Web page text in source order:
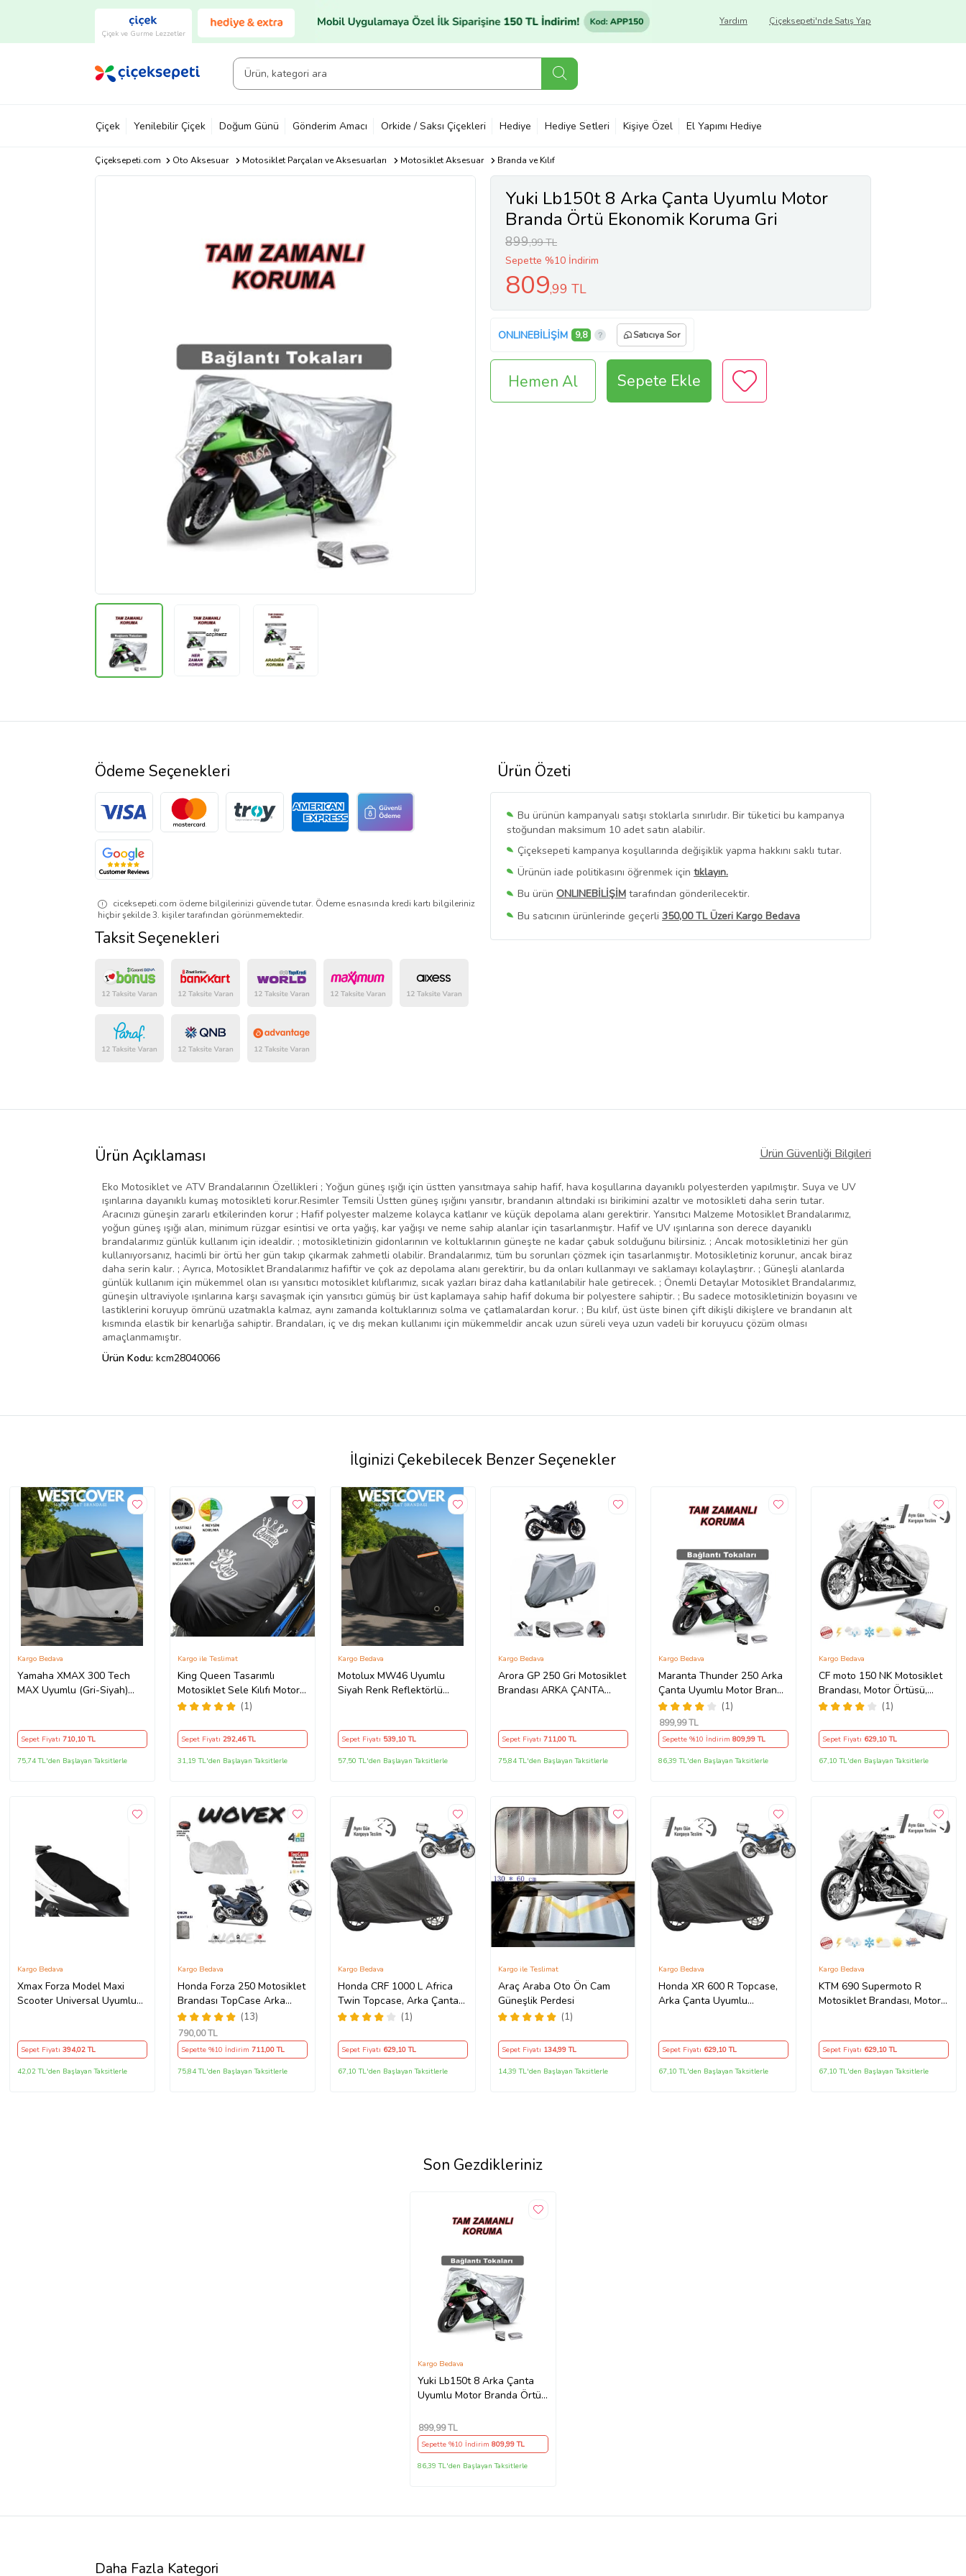
Çiçek ve Gurme Lezzetler
Çiçeksepeti'nde Satış Yap
Yardım
Çiçek Yenilebilir Çiçek Doğum Günü Gönderim Amacı Orkide / Saksı Çiçekleri Hediye Hediye Setleri Kişiye Özel El Yapımı Hediye
Çiçeksepeti.com Oto Aksesuar Motosiklet Parçaları ve Aksesuarları Motosiklet Aksesuar Branda ve Kılıf
Yuki Lb150t 8 Arka Çanta Uyumlu Motor
Branda Örtü Ekonomik Koruma Gri
899,99 TL
Sepette %10 İndirim
809,99 TL
ONLINEBİLİŞİM 9,8 Satıcıya Sor
Hemen Al Sepete Ekle
Ürün Özeti
Bu ürünün kampanyalı satışı stoklarla sınırlıdır. Bir tüketici bu kampanya
stoğundan maksimum 10 adet satın alabilir.
Çiçeksepeti kampanya koşullarında değişiklik yapma hakkını saklı tutar.
Ürünün iade politikasını öğrenmek için tıklayın.
Bu ürün ONLINEBİLİŞİM tarafından gönderilecektir.
Bu satıcının ürünlerinde geçerli 350,00 TL Üzeri Kargo Bedava
Bu SatıcınınTüm Ürünlerini Görüntüle
Ödeme Seçenekleri
ciceksepeti.com ödeme bilgilerinizi güvende tutar. Ödeme esnasında kredi kartı bilgileriniz
hiçbir şekilde 3. kişiler tarafından görünmemektedir.
Taksit Seçenekleri
Ürün Açıklaması Ürün Güvenliği Bilgileri
Eko Motosiklet ve ATV Brandalarının Özellikleri ; Yoğun güneş ışığı için üstten yansıtmaya sahip hafif, hava koşullarına dayanıklı polyesterden yapılmıştır. Suya ve UV
ışınlarına dayanıklı kumaş motosikleti korur.Resimler Temsili Üstten güneş ışığını yansıtır, brandanın altındaki ısı birikimini azaltır ve motosikleti daha serin tutar.
Aracınızı güneşin zararlı etkilerinden korur ; Hafif polyester malzeme kolayca katlanır ve küçük depolama alanı gerektirir. Yansıtıcı Malzeme Motosiklet Brandalarımız,
yoğun güneş ışığı alan, minimum rüzgar esintisi ve orta yağış, kar yağışı ve neme sahip alanlar için tasarlanmıştır. Hafif ve UV ışınlarına son derece dayanıklı
brandalarımız günlük kullanım için idealdir. ; motosikletinizin gidonlarının ve koltuklarının güneşte ne kadar çabuk solduğunu bilirsiniz. ; Ancak motosikletinizi her gün
kullanıyorsanız, hacimli bir örtü her gün takıp çıkarmak zahmetli olabilir. Brandalarımız, tüm bu sorunları çözmek için tasarlanmıştır. Motosikletiniz korunur, ancak biraz
daha serin kalır. ; Ayrıca, Motosiklet Brandalarımız hafiftir ve çok az depolama alanı gerektirir, bu da onları kullanmayı ve saklamayı kolaylaştırır. ; Güneşli alanlarda
günlük kullanım için mükemmel olan ısı yansıtıcı motosiklet kılıflarımız, sıcak yazları biraz daha katlanılabilir hale getirecek. ; Önemli Detaylar Motosiklet Brandalarımız,
güneşin ultraviyole ışınlarına karşı savaşmak için yansıtıcı gümüş bir üst kaplamaya sahip hafif dokuma bir polyestere sahiptir. ; Bu sadece motosikletinizin boyasını ve
lastiklerini koruyup ömrünü uzatmakla kalmaz, aynı zamanda koltuklarınızı solma ve çatlamalardan korur. ; Bu kılıf, üst üste binen çift dikişli dikişlere ve brandanın alt
kısmında elastik bir kenarlığa sahiptir. Brandaları, iç ve dış mekan kullanımı için mükemmeldir ancak uzun süreli veya uzun vadeli bir koruyucu çözüm olması
amaçlanmamıştır.
Ürün Kodu: kcm28040066
İlginizi Çekebilecek Benzer Seçenekler
Yamaha XMAX 300 Tech
MAX Uyumlu (Gri-Siyah)
Motor Örtüsü (Güvenlik
Kilidi ve Bağlantı Tokalı)
Kargo Bedava
Sepet Fiyatı 710,10 TL
75,74 TL'den Başlayan Taksitlerle
King Queen Tasarımlı
Motosiklet Sele Kılıfı Motor
Koltuk Brandası Siyah
(1)
Kargo ile Teslimat
Sepet Fiyatı 292,46 TL
31,19 TL'den Başlayan Taksitlerle
Motolux MW46 Uyumlu
Siyah Renk Reflektörlü
(Güvenlik Kilidi ve Bağlantı
Tokalı)
Kargo Bedava
Sepet Fiyatı 539,10 TL
57,50 TL'den Başlayan Taksitlerle
Arora GP 250 Gri Motosiklet
Brandası ARKA ÇANTA
Kargo Bedava
Sepet Fiyatı 711,00 TL
75,84 TL'den Başlayan Taksitlerle
Maranta Thunder 250 Arka
Çanta Uyumlu Motor Branda
Örtü Miflonlu Premium 4
Mevsim Koruma Gri
(1)
Kargo Bedava
899,99 TL
Sepette %10 İndirim809,99 TL
86,39 TL'den Başlayan Taksitlerle
CF moto 150 NK Motosiklet
Brandası, Motor Örtüsü,
Çadır
(1)
Kargo Bedava
Sepet Fiyatı 629,10 TL
67,10 TL'den Başlayan Taksitlerle
Xmax Forza Model Maxi
Scooter Universal Uyumlu
Kargo Bedava
Sepet Fiyatı 394,02 TL
42,02 TL'den Başlayan Taksitlerle
Honda Forza 250 Motosiklet
Brandası TopCase Arka
Çanta Uyumlu Branda,Örtü
(13)
Kargo Bedava
790,00 TL
Sepette %10 İndirim 711,00 TL
75,84 TL'den Başlayan Taksitlerle
Honda CRF 1000 L Africa
Twin Topcase, Arka Çanta
Uyumlu Motosiklet Branda,
(1)
Kargo Bedava
Sepet Fiyatı 629,10 TL
67,10 TL'den Başlayan Taksitlerle
Araç Araba Oto Ön Cam
Güneşlik Perdesi
(1)
Kargo ile Teslimat
Sepet Fiyatı 134,99 TL
14,39 TL'den Başlayan Taksitlerle
Honda XR 600 R Topcase,
Arka Çanta Uyumlu
Kargo Bedava
Sepet Fiyatı 629,10 TL
67,10 TL'den Başlayan Taksitlerle
KTM 690 Supermoto R
Motosiklet Brandası, Motor
Kargo Bedava
Sepet Fiyatı 629,10 TL
67,10 TL'den Başlayan Taksitlerle
Son Gezdikleriniz
Yuki Lb150t 8 Arka Çanta
Uyumlu Motor Branda Örtü
Kargo Bedava
899,99 TL
Sepette %10 İndirim809,99 TL
86,39 TL'den Başlayan Taksitlerle
Daha Fazla Kategori